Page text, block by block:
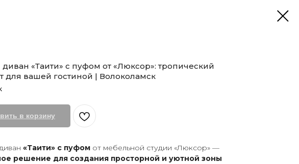
диван «Таити» с пуфом от «Люксор»: тропический
для вашей гостиной | Волоколамск
в корзину
«Таити» с пуфом от мебельной студии «Люксор» —
решение для создания просторной и уютной зоны